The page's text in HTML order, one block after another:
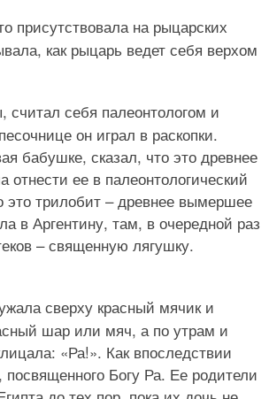
присутствовала на рыцарских
как рыцарь ведет себя верхом
себя палеонтологом и
он играл в раскопки.
бабушке, сказал, что это древнее
ее в палеонтологический
трилобит – древнее вымершее
в Аргентину, там, в очередной раз
– священную лягушку.
сверху красный мячик и
шар или мяч, а по утрам и
«Ра!». Как впоследствии
Богу Ра. Ее родители